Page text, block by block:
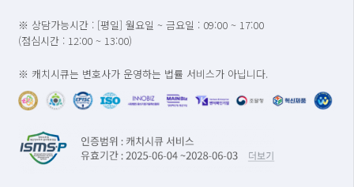
※ 상담가능시간 : [평일] 월요일 ~ 금요일 : 09:00 ~ 17:00
(점심시간 : 12:00 ~ 13:00)
※ 캐치시큐는 변호사가 운영하는 법률 서비스가 아닙니다.